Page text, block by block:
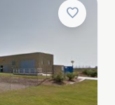
favorite